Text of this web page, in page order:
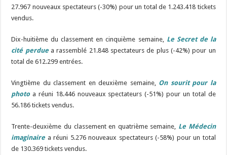
27.967 nouveaux spectateurs (-30%) pour un total de 1.243.418 tickets
vendus.
Dix-huitième du classement en cinquième semaine, Le Secret de la
cité perduea rassemblé 21.848 spectateurs de plus (-42%) pour un
total de 612.299 entrées.
Vingtième du classement en deuxième semaine, On sourit pour la
photoa réuni 18.446 nouveaux spectateurs (-51%) pour un total de
56.186 tickets vendus.
Trente-deuxième du classement en quatrième semaine, Le Médecin
imaginaire a réuni 5.276 nouveaux spectateurs (-58%) pour un total
de 130.369 tickets vendus.